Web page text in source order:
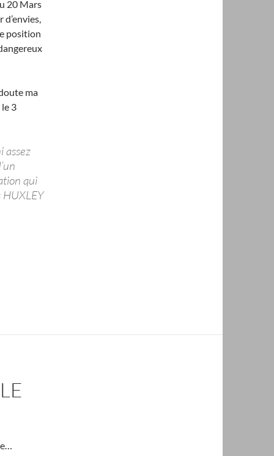
20 Mars
position
ma
3
assez
qui